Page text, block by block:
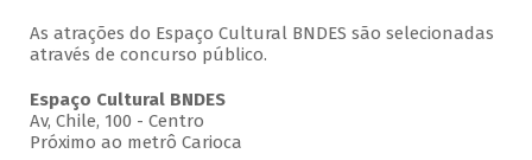
As atrações do Espaço Cultural BNDES são selecionadas
através de concurso público.
Espaço Cultural BNDES
Av, Chile, 100 - Centro
Próximo ao metrô Carioca